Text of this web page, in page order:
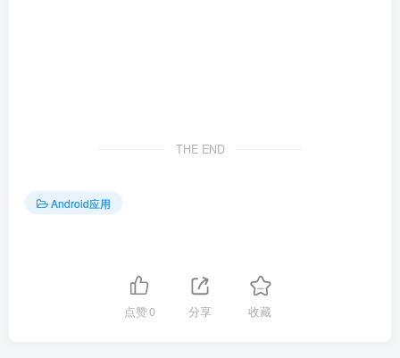
THE END
Android应用
点赞0 分享 收藏